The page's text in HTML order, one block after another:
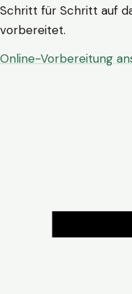
Schritt für Schritt auf
vorbereitet.
Online-Vorbereitung